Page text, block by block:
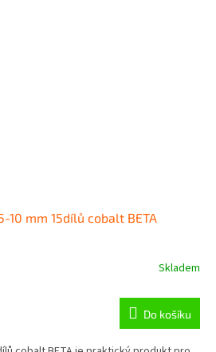
10 mm 15dílů cobalt BETA
Skladem
Do košíku